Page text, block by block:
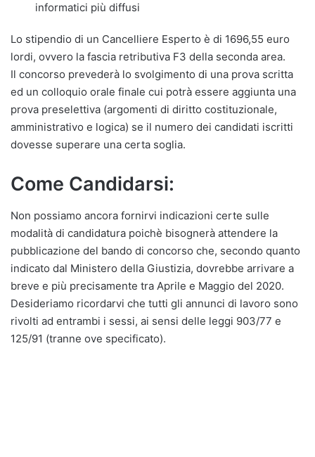
informatici più diffusi
Lo stipendio di un Cancelliere Esperto è di 1696,55 euro
lordi, ovvero la fascia retributiva F3 della seconda area.
Il concorso prevederà lo svolgimento di una prova scritta
ed un colloquio orale finale cui potrà essere aggiunta una
prova preselettiva (argomenti di diritto costituzionale,
amministrativo e logica) se il numero dei candidati iscritti
dovesse superare una certa soglia.
Come Candidarsi:
Non possiamo ancora fornirvi indicazioni certe sulle
modalità di candidatura poichè bisognerà attendere la
pubblicazione del bando di concorso che, secondo quanto
indicato dal Ministero della Giustizia, dovrebbe arrivare a
breve e più precisamente tra Aprile e Maggio del 2020.
Desideriamo ricordarvi che tutti gli annunci di lavoro sono
rivolti ad entrambi i sessi, ai sensi delle leggi 903/77 e
125/91 (tranne ove specificato).